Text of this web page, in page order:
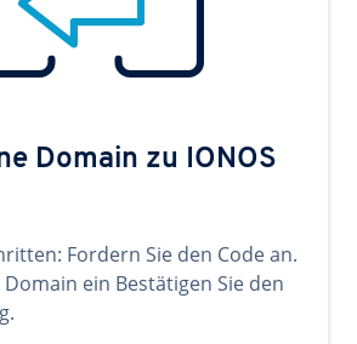
Domain zu IONOS
Fordern Sie den Code an.
Domain ein Bestätigen Sie den